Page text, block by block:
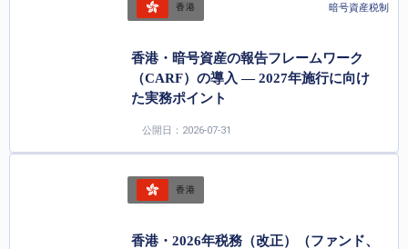
香港 暗号資産税制
香港・暗号資産の報告フレームワーク
（CARF）の導入 ― 2027年施行に向け
た実務ポイント
公開日：2026-07-31
香港
香港・2026年税務（改正）（ファンド、